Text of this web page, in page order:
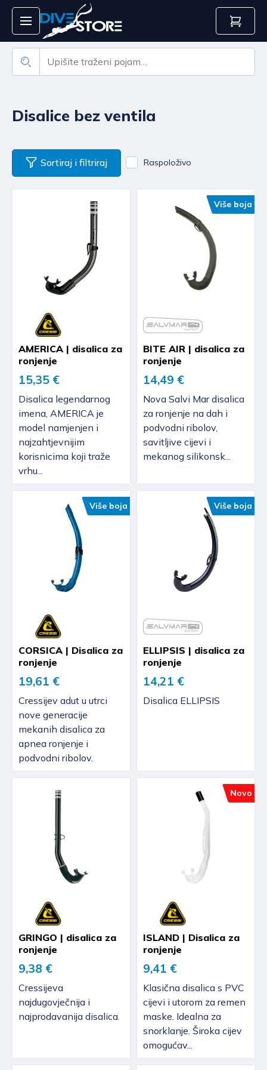
Disalice bez ventila
Sortiraj i filtriraj Raspoloživo
AMERICA | disalica za
ronjenje
15,35 €
Disalica legendarnog
imena, AMERICA je
model namjenjen i
najzahtjevnijim
korisnicima koji traže
vrhu...
Više boja
BITE AIR | disalica za
ronjenje
14,49 €
Nova Salvi Mar disalica
za ronjenje na dah i
podvodni ribolov,
savitljive cijevi i
mekanog silikonsk...
Više boja
CORSICA | Disalica za
ronjenje
19,61 €
Cressijev adut u utrci
nove generacije
mekanih disalica za
apnea ronjenje i
podvodni ribolov.
Više boja
ELLIPSIS | disalica za
ronjenje
14,21 €
Disalica ELLIPSIS
GRINGO | disalica za
ronjenje
9,38 €
Cressijeva
najdugovječnija i
najprodavanija disalica.
Novo
ISLAND | Disalica za
ronjenje
9,41 €
Klasična disalica s PVC
cijevi i utorom za remen
maske. Idealna za
snorklanje. Široka cijev
omogućav...